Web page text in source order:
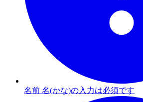
名前 名(かな)の入力は必須です